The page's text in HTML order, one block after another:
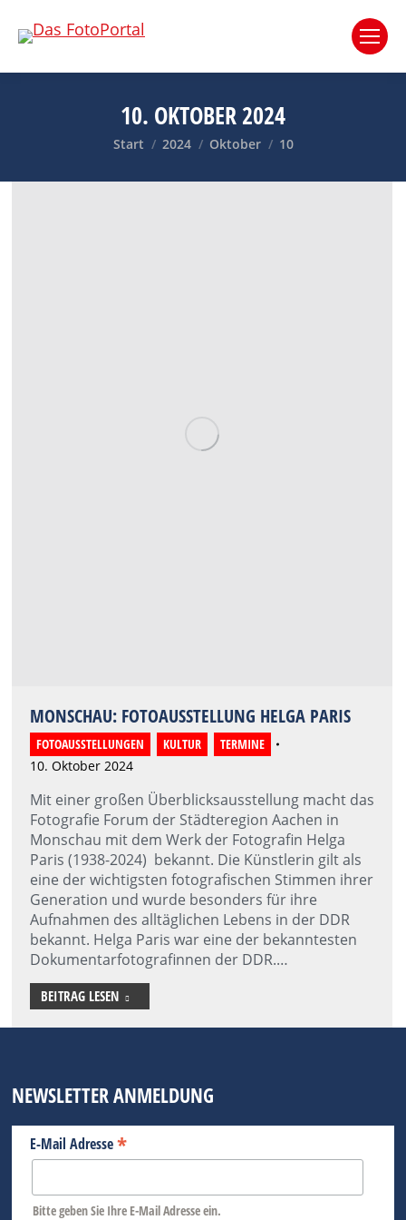
10. OKTOBER 2024
Sie befinden sich hier:
Start 2024 Oktober 10
MONSCHAU: FOTOAUSSTELLUNG HELGA PARIS
FOTOAUSSTELLUNGEN KULTUR
TERMINE
10. Oktober 2024
Mit einer großen Überblicksausstellung macht das
Fotografie Forum der Städteregion Aachen in
Monschau mit dem Werk der Fotografin Helga
Paris (1938-2024) bekannt. Die Künstlerin gilt als
eine der wichtigsten fotografischen Stimmen ihrer
Generation und wurde besonders für ihre
Aufnahmen des alltäglichen Lebens in der DDR
bekannt. Helga Paris war eine der bekanntesten
Dokumentarfotografinnen der DDR.…
BEITRAG LESEN
NEWSLETTER ANMELDUNG
E-Mail Adresse*
Bitte geben Sie Ihre E-Mail Adresse ein.